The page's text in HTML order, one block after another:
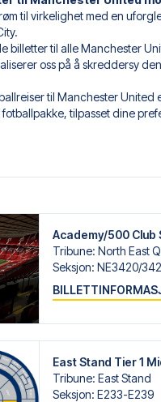
til virkelighet med en
billetter til alle Manchester
oss på å skreddersy
til Manchester United
tilpasset dine
du se hvilken seksjon du
drikke. Hvis dette er
håndplukkede hoteller i
til sjarmerende
beliggenhet, komfort og pris.
hotell vi ikke tilbyr, så
United både med
pakker med fly, mottar
dine – slik
service
er vår høyeste prioritet. Vi
og under reisen. Vi er
Academy/500 Club
Tribune: North East
Seksjon: NE3420/​
East Stand Tier 1
Tribune: East Stand
Seksjon: E233-E239